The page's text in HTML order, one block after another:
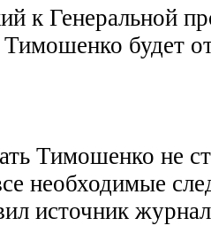
к Генеральной
будет
Тимошенко не
необходимые
источник